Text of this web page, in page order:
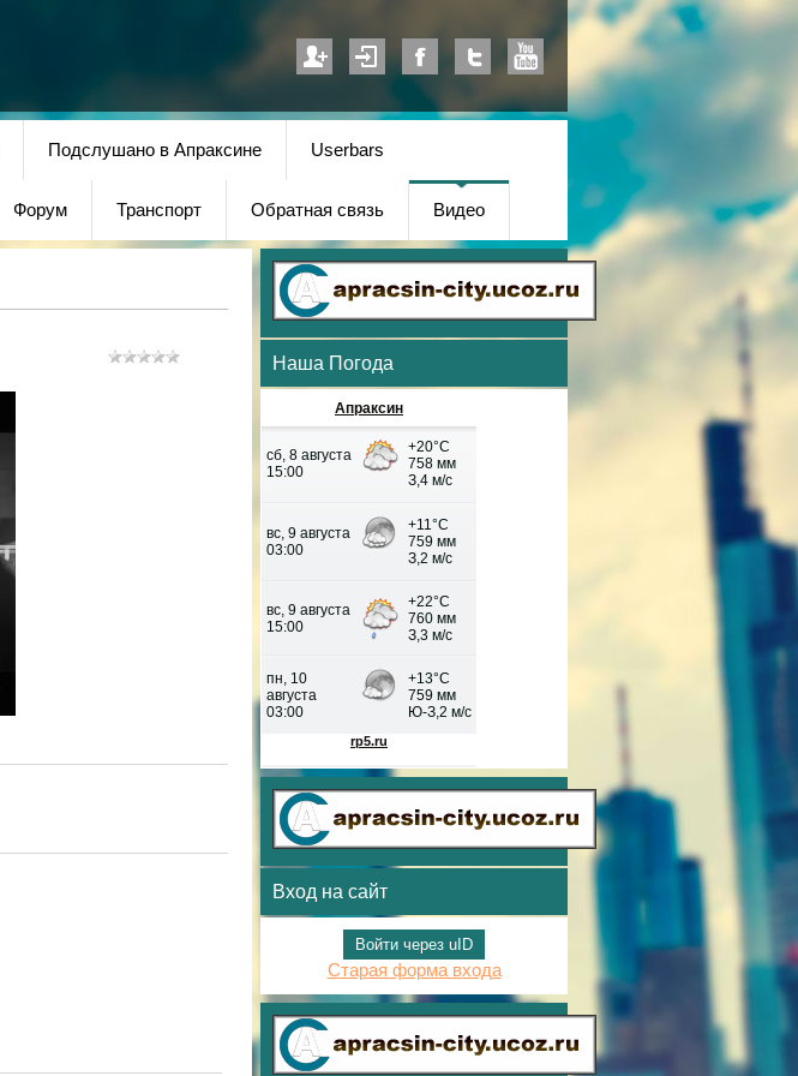
Подслушано в Апраксине Userbars
Форум Транспорт Обратная связь Видео
Наша Погода
Апраксин
Вход на сайт
Войти через uID
Старая форма входа